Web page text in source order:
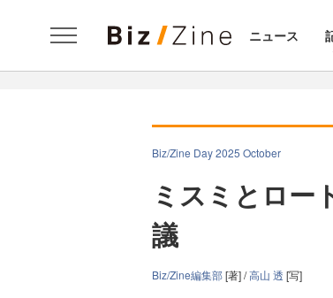
ニュース
Biz/Zine Day 2025 October
ミスミとロ
議
Biz/Zine編集部[著] /高山 透 [写]